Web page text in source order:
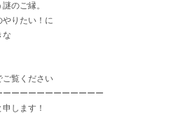
のご縁。
やりたい！に
な
ご覧ください
ーーーーーーーーーーー
します！